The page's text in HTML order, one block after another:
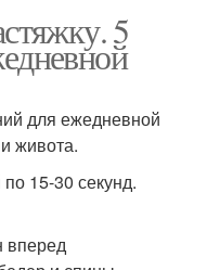
5
для ежедневной
живота.
15-30 секунд.
вперед